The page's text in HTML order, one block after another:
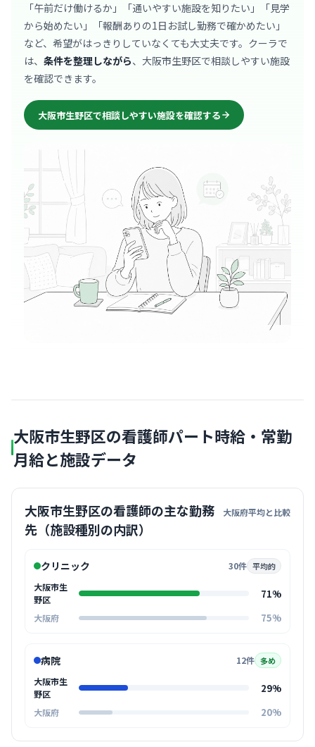
「午前だけ働けるか」「通いやすい施設を知りたい」「見学
から始めたい」「報酬ありの1日お試し勤務で確かめたい」
など、希望がはっきりしていなくても大丈夫です。クーラで
は、 条件を整理しながら、大阪市生野区で相談しやすい施設
を確認できます。
大阪市生野区で相談しやすい施設を確認する
大阪市生野区の看護師パート時給・常勤
月給と施設データ
大阪市生野区の看護師の主な勤務
先（施設種別の内訳）
大阪府平均と比較
クリニック 30件 平均的
大阪市生
野区
71%
大阪府 75%
病院 12件 多め
大阪市生
野区
29%
大阪府 20%